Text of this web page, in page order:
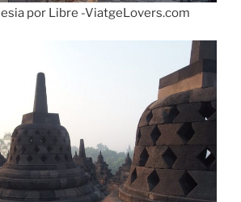
por Libre -ViatgeLovers.com